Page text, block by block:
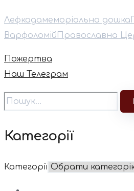
Лефкадамеморіальна дошка
Варфоломій Православна
Пожертва
Наш Телеграм
Категорії
Категорії